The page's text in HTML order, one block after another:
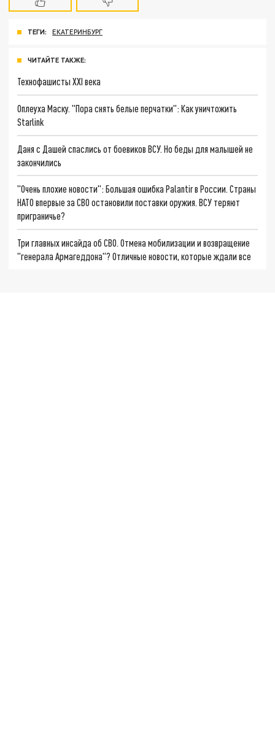
ТЕГИ: ЕКАТЕРИНБУРГ
ЧИТАЙТЕ ТАКЖЕ:
Технофашисты XXI века
Оплеуха Маску. "Пора снять белые перчатки": Как уничтожить
Starlink
Даня с Дашей спаслись от боевиков ВСУ. Но беды для малышей не
закончились
"Очень плохие новости": Большая ошибка Palantir в России. Страны
НАТО впервые за СВО остановили поставки оружия. ВСУ теряют
приграничье?
Три главных инсайда об СВО. Отмена мобилизации и возвращение
"генерала Армагеддона"? Отличные новости, которые ждали все